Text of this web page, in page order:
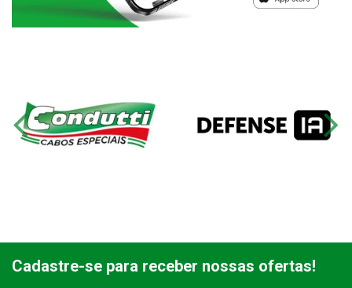
Cadastre-se para receber nossas ofertas!